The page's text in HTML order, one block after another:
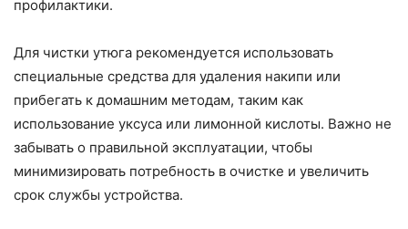
профилактики.
Для чистки утюга рекомендуется использовать
специальные средства для удаления накипи или
прибегать к домашним методам, таким как
использование уксуса или лимонной кислоты. Важно не
забывать о правильной эксплуатации, чтобы
минимизировать потребность в очистке и увеличить
срок службы устройства.